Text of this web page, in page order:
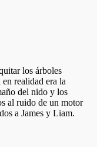
los árboles
realidad era la
del nido y los
al ruido de un motor
a James y Liam.